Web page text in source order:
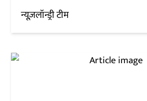
न्यूज़लॉन्ड्री टीम